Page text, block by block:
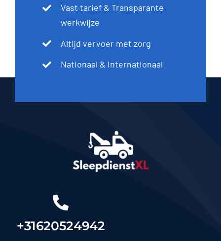
Vast tarief & Transparante
werkwijze
Altijd vervoer met zorg
Nationaal & Internationaal
+31620524942